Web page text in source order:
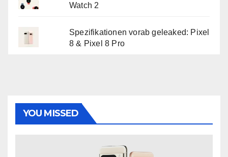
Watch 2
Spezifikationen vorab geleaked: Pixel
8 & Pixel 8 Pro
YOU MISSED